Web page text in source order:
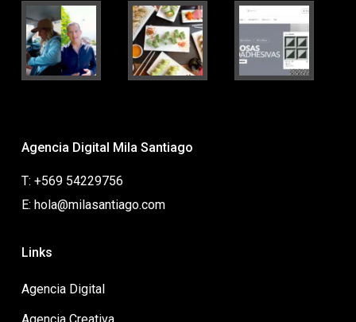
Agencia Digital Mila Santiago
T: +569 54229756
E: hola@milasantiago.com
Links
Agencia Digital